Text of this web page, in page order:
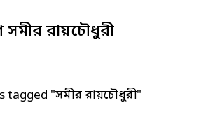
সমীর রায়চৌধুরী
tagged "সমীর রায়চৌধুরী"